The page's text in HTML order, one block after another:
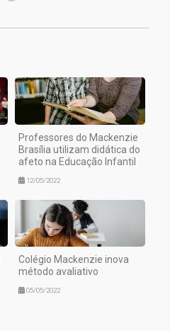
Professores do Mackenzie
Brasília utilizam didática do
afeto na Educação Infantil
12/05/2022
Colégio Mackenzie inova
método avaliativo
05/05/2022